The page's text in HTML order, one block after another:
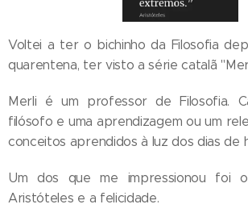
Voltei a ter o bichinho da Filosofia
quarentena, ter visto a série catalã
Merli é um professor de Filosofia.
filósofo e uma aprendizagem ou um
conceitos aprendidos à luz dos dias de
Um dos que me impressionou foi
Aristóteles e a felicidade.